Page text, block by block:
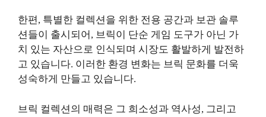
한편, 특별한 컬렉션을 위한 전용 공간과 보관 솔루
션들이 출시되어, 브릭이 단순 게임 도구가 아닌 가
치 있는 자산으로 인식되며 시장도 활발하게 발전하
고 있습니다. 이러한 환경 변화는 브릭 문화를 더욱
성숙하게 만들고 있습니다.
브릭 컬렉션의 매력은 그 희소성과 역사성, 그리고